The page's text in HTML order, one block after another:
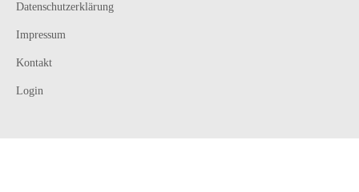
Datenschutzerklärung
Impressum
Kontakt
Login